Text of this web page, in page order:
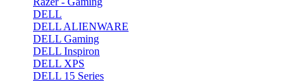
DELL
DELL ALIENWARE
DELL Gaming
DELL Inspiron
DELL XPS
DELL 15 Series